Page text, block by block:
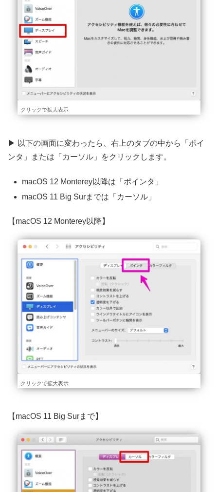
クリックで拡大表示
▶ 以下の画面に変わったら、右上のタブの中から「ポイ
ンタ」または「カーソル」をクリックします。
macOS 12 Monterey以降は「ポインタ」
macOS 11 Big Surまでは「カーソル」
【 macOS 12 Monterey以降 】
クリックで拡大表示
【macOS 11 Big Surまで】